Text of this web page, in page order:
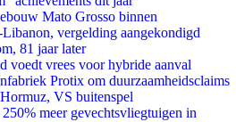
Mato Grosso binnen
vergelding aangekondigd
81 jaar later
voedt vrees voor hybride aanval
Protix om duurzaamheidsclaims
VS buitenspel
meer gevechtsvliegtuigen in